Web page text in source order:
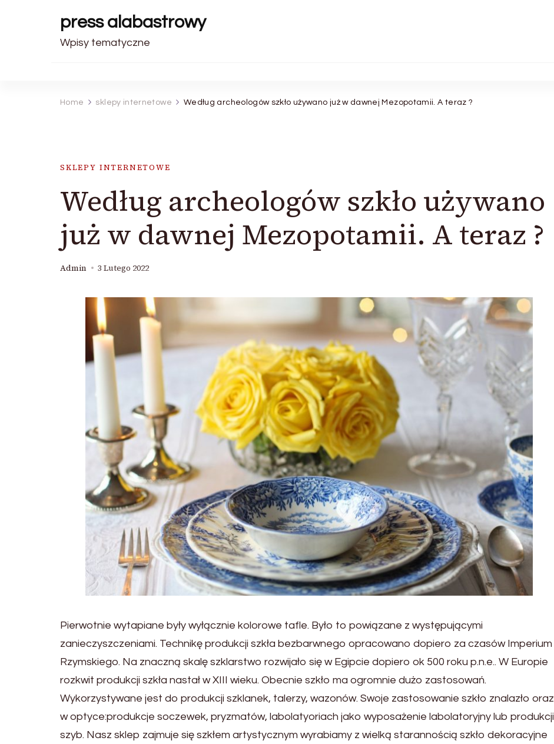
press alabastrowy
Wpisy tematyczne
Home sklepy internetowe Według archeologów szkło używano już w dawnej Mezopotamii. A teraz ?
SKLEPY INTERNETOWE
Według archeologów szkło używano
już w dawnej Mezopotamii. A teraz ?
Admin 3 Lutego 2022
Pierwotnie wytapiane były wyłącznie kolorowe tafle. Było to powiązane z występującymi
zanieczyszczeniami. Technikę produkcji szkła bezbarwnego opracowano dopiero za czasów Imperium
Rzymskiego. Na znaczną skalę szklarstwo rozwijało się w Egipcie dopiero ok 500 roku p.n.e.. W Europie
rozkwit produkcji szkła nastał w XIII wieku. Obecnie szkło ma ogromnie dużo zastosowań.
Wykorzystywane jest do produkcji szklanek, talerzy, wazonów. Swoje zastosowanie szkło znalazło oraz
w optyce:produkcje soczewek, pryzmatów, labolatyoriach jako wyposażenie labolatoryjny lub produkcji
szyb. Nasz sklep zajmuje się szkłem artystycznym wyrabiamy z wielką starannością szkło dekoracyjne